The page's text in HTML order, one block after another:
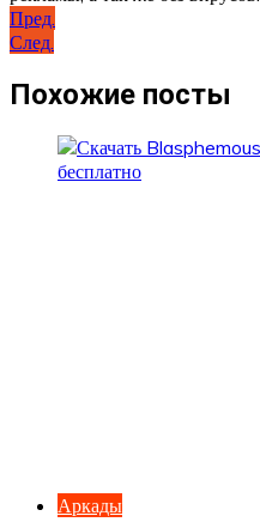
Навигация
по
записям
Пред.
След.
Похожие посты
Аркады